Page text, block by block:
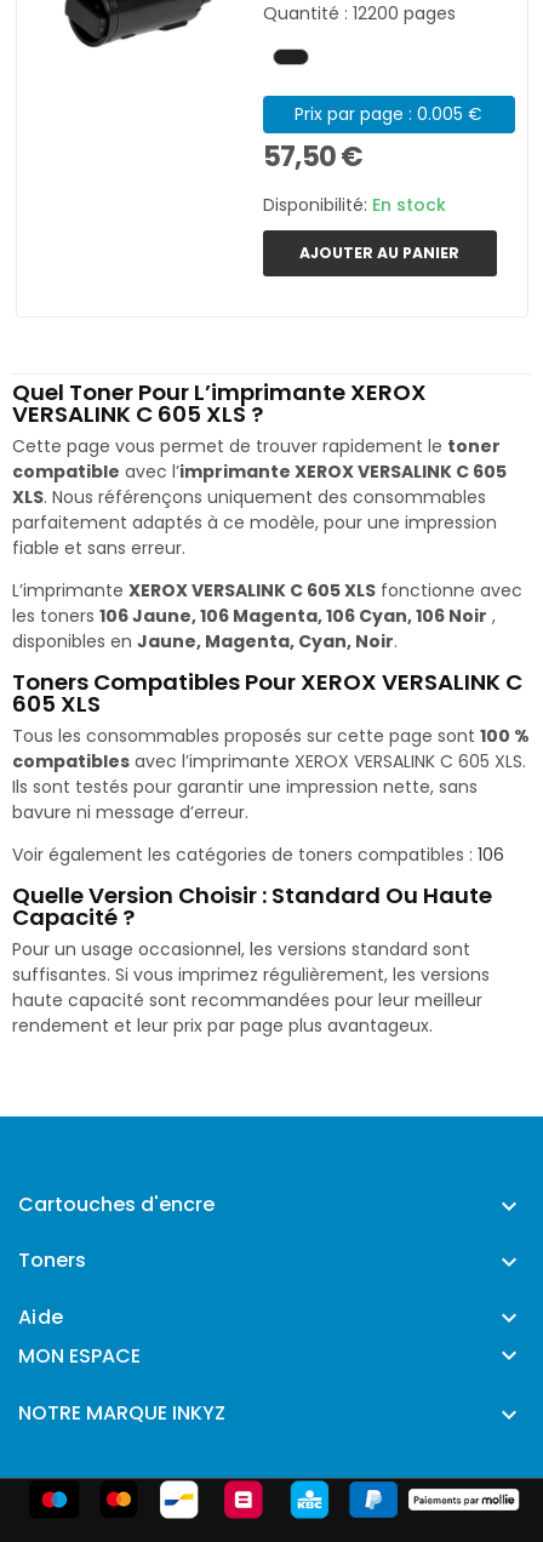
Quantité : 12200 pages
Prix par page : 0.005 €
57,50 €
Disponibilité: En stock
AJOUTER AU PANIER
Quel Toner Pour L’imprimante XEROX
VERSALINK C 605 XLS ?
Cette page vous permet de trouver rapidement le toner
compatible avec l’imprimante XEROX VERSALINK C 605
XLS. Nous référençons uniquement des consommables
parfaitement adaptés à ce modèle, pour une impression
fiable et sans erreur.
L’imprimante XEROX VERSALINK C 605 XLS fonctionne avec
les toners 106 Jaune, 106 Magenta, 106 Cyan, 106 Noir ,
disponibles en Jaune, Magenta, Cyan, Noir.
Toners Compatibles Pour XEROX VERSALINK C
605 XLS
Tous les consommables proposés sur cette page sont 100 %
compatibles avec l’imprimante XEROX VERSALINK C 605 XLS.
Ils sont testés pour garantir une impression nette, sans
bavure ni message d’erreur.
Voir également les catégories de toners compatibles : 106
Quelle Version Choisir : Standard Ou Haute
Capacité ?
Pour un usage occasionnel, les versions standard sont
suffisantes. Si vous imprimez régulièrement, les versions
haute capacité sont recommandées pour leur meilleur
rendement et leur prix par page plus avantageux.
Cartouches d'encre 
Toners 
Aide 
MON ESPACE 
NOTRE MARQUE INKYZ 